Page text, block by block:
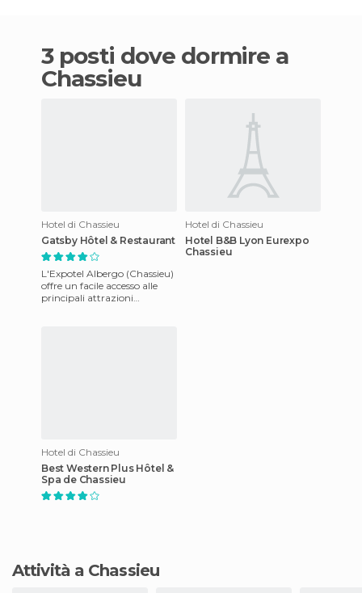
3 posti dove dormire a
Chassieu
Hotel di Chassieu
Gatsby Hôtel & Restaurant
L'Expotel Albergo (Chassieu)
offre un facile accesso alle
principali attrazioni
Hotel di Chassieu
Hotel B&B Lyon Eurexpo
Chassieu
Hotel di Chassieu
Best Western Plus Hôtel &
Spa de Chassieu
Attività a Chassieu